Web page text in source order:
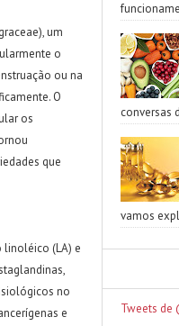
um
o
ou na
O
os
que
linoléico (LA) e
no
e
conversas
vamos
Tweets de